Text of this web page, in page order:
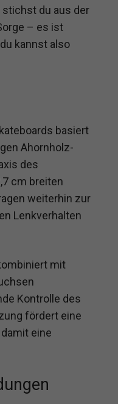
du aus der
– es ist
kannst also
basiert
Ahornholz-
des
cm breiten
weiterhin zur
Lenkverhalten
mit
Kontrolle des
fördert eine
eine